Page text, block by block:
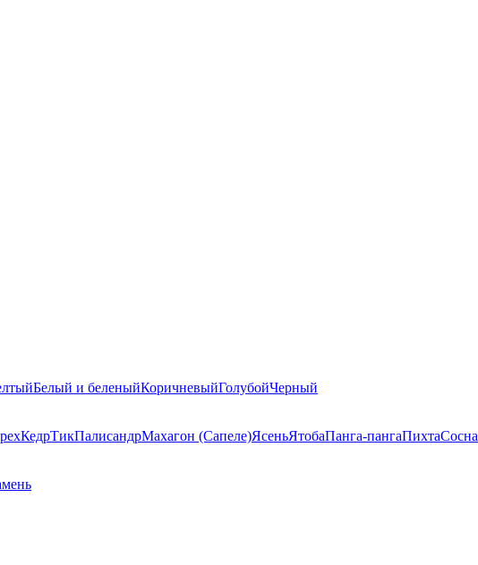
Белый и беленыйКоричневыйГолубойЧерный
КедрТикПалисандрМахагон (Сапеле)ЯсеньЯтобаПанга-пангаПихтаСосна